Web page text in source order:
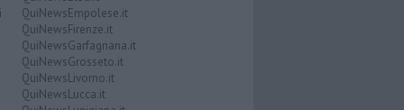
QuiNewsEmpolese.it
QuiNewsFirenze.it
QuiNewsGarfagnana.it
QuiNewsGrosseto.it
QuiNewsLivorno.it
QuiNewsLucca.it